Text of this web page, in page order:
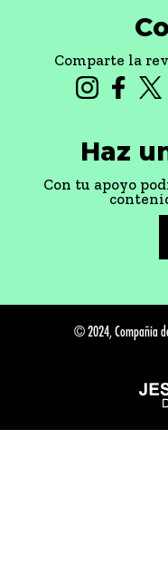
Comparte la
Haz
Con tu apoyo
© 2024, Compañía